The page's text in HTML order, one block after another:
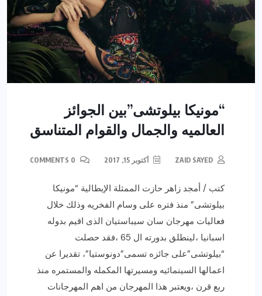
“مونيكا بيلوتشى”بين الجوائز
العالميه والجمال والقوام المتناسق
ZAID SAYED أكتوبر 15, 2017
كتب / أمجد زاهر حازت الممثلة الإيطالية “مونيكا
بيلوتشى” منذ فتره على وسام الفخريه وذلك خلال
فعاليات مهرجان سان سيباستيان الذى اقيم بدوله
اسبانيا ،لينطلق بدورته ال 65 ،فقد حصلت
“بيلوتشى”على جائزه تسمى”دونوستيا”، تقديرا عن
اعمالها السينمائيه ومسيرتها المكمله والمستمره منذ
ربع قرن ،ويعتبر هذا المهرجان من اهم المهرجانات